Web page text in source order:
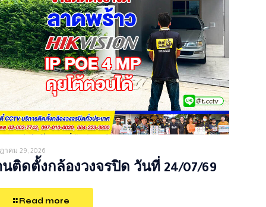
าคม 29, 2026
นติดตั้งกล้องวงจรปิด วันที่ 24/07/69
Read more